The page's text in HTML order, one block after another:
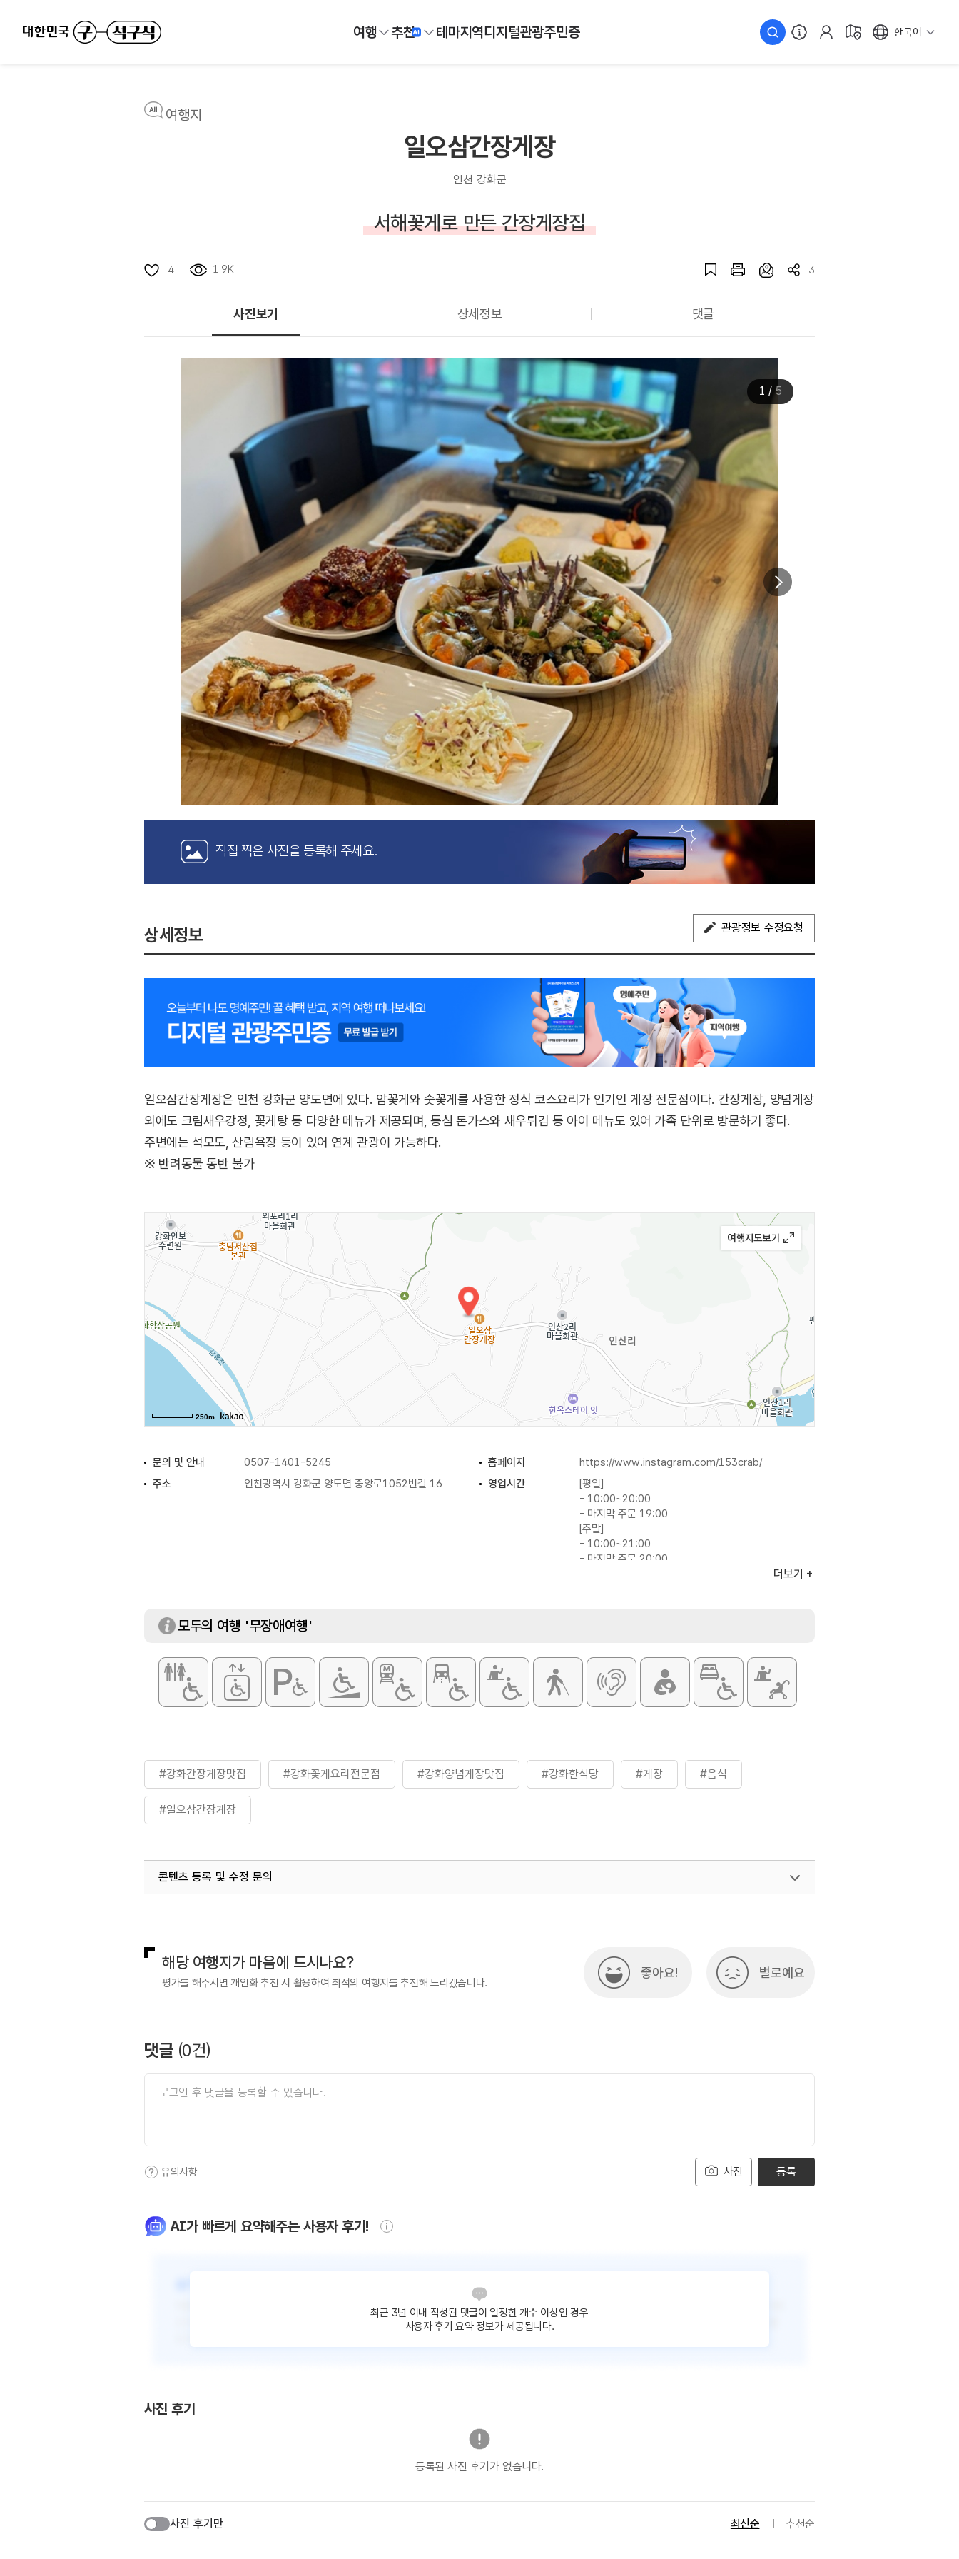
여행 추천 테마지역디지털관광주민증 한국어
여행지
일오삼간장게장
인천 강화군
서해꽃게로 만든 간장게장집
4 1.9K 3
사진보기 상세정보 댓글
1 / 5
직접 찍은 사진을 등록해 주세요.
상세정보 관광정보 수정요청
일오삼간장게장은 인천 강화군 양도면에 있다. 암꽃게와 숫꽃게를 사용한 정식 코스요리가 인기인 게장 전문점이다. 간장게장, 양념게장
외에도 크림새우강정, 꽃게탕 등 다양한 메뉴가 제공되며, 등심 돈가스와 새우튀김 등 아이 메뉴도 있어 가족 단위로 방문하기 좋다.
주변에는 석모도, 산림욕장 등이 있어 연계 관광이 가능하다.
※ 반려동물 동반 불가
250m
문의 및 안내 0507-1401-5245 홈페이지
https://www.instagram.com/153crab/
주소
인천광역시 강화군 양도면 중앙로1052번길 16 영업시간
[평일]
- 10:00~20:00
- 마지막 주문 19:00
[주말]
- 10:00~21:00
- 마지막 주문 20:00
화장실
더보기
모두의 여행 '무장애여행'
#강화간장게장맛집 #강화꽃게요리전문점 #강화양념게장맛집 #강화한식당 #게장 #음식
#일오삼간장게장
콘텐츠 등록 및 수정 문의
해당 여행지가 마음에 드시나요?
평가를 해주시면 개인화 추천 시 활용하여 최적의 여행지를 추천해 드리겠습니다.
좋아요! 별로예요
댓글 (0건)
사진
유의사항 등록
AI가 빠르게 요약해주는 사용자 후기!
최근 3년 이내 작성된 댓글이 일정한 개수 이상인 경우
사용자 후기 요약 정보가 제공됩니다.
사진 후기
등록된 사진 후기가 없습니다.
사진 후기만 최신순 추천순